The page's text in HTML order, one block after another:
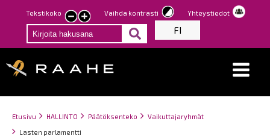
Hyppää
pääsisältöön
Tekstikoko
Pienennä
tekstin
kokoa
Suurenna
tekstin
kokoa
Vaihda kontrasti Yhteystiedot
FI
Breadcrumbs
You
are
Etusivu HALLINTO Päätöksenteko
Vaikuttajaryhmät
Lasten parlamentti